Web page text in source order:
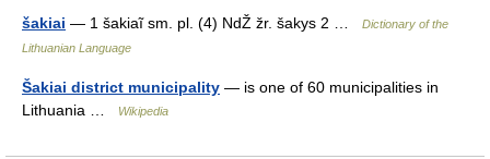
šakiai — 1 šakiaĩ sm. pl. (4) NdŽ žr. šakys 2 …
Dictionary of the
Lithuanian Language
Šakiai district municipality — is one of 60 municipalities in
Lithuania …
Wikipedia